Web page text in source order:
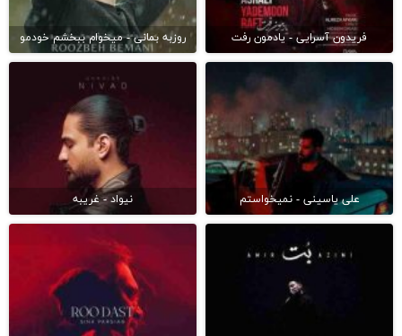
فریدون آسرایی - یادمون رفت روزبه بمانی - میخوام ببخشم خودمو
علی یاسینی - نمیخواستم نیواد - غریبه